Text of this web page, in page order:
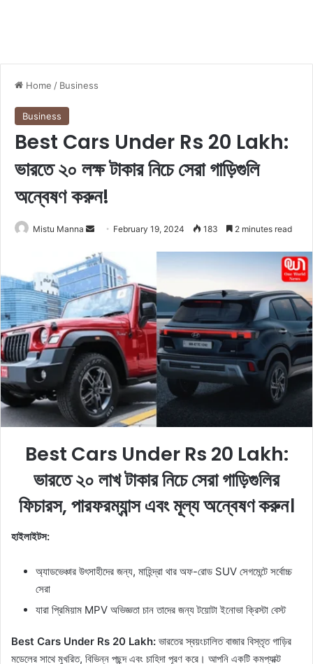
Home / Business
Business
Best Cars Under Rs 20 Lakh:
ভারতে ২০ লক্ষ টাকার নিচে সেরা গাড়িগুলি
অন্বেষণ করুন!
Mistu Manna
n
d
a
n
e
a
i
l
February 19, 2024 183 2 minutes read
Best Cars Under Rs 20 Lakh:
ভারতে ২০ লাখ টাকার নিচে সেরা গাড়িগুলির
ফিচারস, পারফরম্যান্স এবং মূল্য অন্বেষণ করুন।
হাইলাইটস:
অ্যাডভেঞ্চার উৎসাহীদের জন্য, মাহিন্দ্রা থার অফ-রোড SUV সেগমেন্টে সর্বোচ্চ
সেরা
যারা প্রিমিয়াম MPV অভিজ্ঞতা চান তাদের জন্য টয়োটা ইনোভা ক্রিস্টা বেস্ট
Best Cars Under Rs 20 Lakh: ভারতের স্বয়ংচালিত বাজার বিস্তৃত গাড়ির
মডেলের সাথে মুখরিত, বিভিন্ন পছন্দ এবং চাহিদা পূরণ করে। আপনি একটি কমপ্যাক্ট